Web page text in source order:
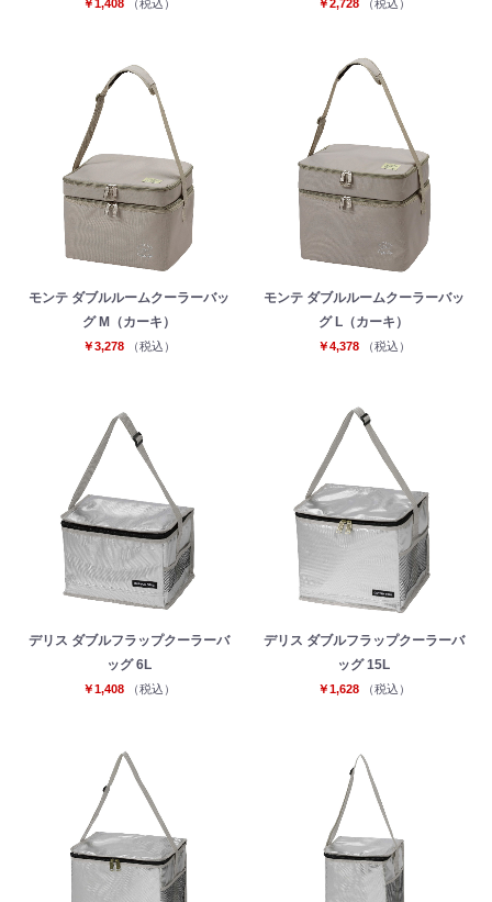
￥1,408 （税込） ￥2,728 （税込）
モンテ ダブルルームクーラーバッ
グ M（カーキ）
￥3,278 （税込）
モンテ ダブルルームクーラーバッ
グ L（カーキ）
￥4,378 （税込）
デリス ダブルフラップクーラーバ
ッグ 6L
￥1,408 （税込）
デリス ダブルフラップクーラーバ
ッグ 15L
￥1,628 （税込）